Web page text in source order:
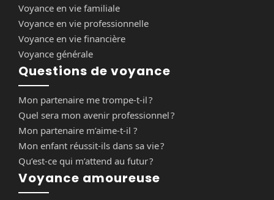
Voyance en vie familiale
Voyance en vie professionnelle
Voyance en vie financière
Voyance générale
Questions de voyance
Mon partenaire me trompe-t-il ?
Quel sera mon avenir professionnel ?
Mon partenaire m’aime-t-il ?
Mon enfant réussit-ils dans sa vie ?
Qu’est-ce qui m’attend au futur ?
Voyance amoureuse